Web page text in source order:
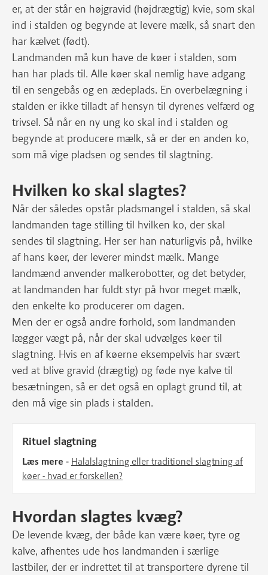
er, at der står en højgravid (højdrægtig) kvie, som skal
ind i stalden og begynde at levere mælk, så snart den
har kælvet (født).
Landmanden må kun have de køer i stalden, som
han har plads til. Alle køer skal nemlig have adgang
til en sengebås og en ædeplads. En overbelægning i
stalden er ikke tilladt af hensyn til dyrenes velfærd og
trivsel. Så når en ny ung ko skal ind i stalden og
begynde at producere mælk, så er der en anden ko,
som må vige pladsen og sendes til slagtning.
Hvilken ko skal slagtes?
Når der således opstår pladsmangel i stalden, så skal
landmanden tage stilling til hvilken ko, der skal
sendes til slagtning. Her ser han naturligvis på, hvilke
af hans køer, der leverer mindst mælk. Mange
landmænd anvender malkerobotter, og det betyder,
at landmanden har fuldt styr på hvor meget mælk,
den enkelte ko producerer om dagen.
Men der er også andre forhold, som landmanden
lægger vægt på, når der skal udvælges køer til
slagtning. Hvis en af køerne eksempelvis har svært
ved at blive gravid (drægtig) og føde nye kalve til
besætningen, så er det også en oplagt grund til, at
den må vige sin plads i stalden.
Rituel slagtning
Læs mere - Halalslagtning eller traditionel slagtning af
køer - hvad er forskellen?
Hvordan slagtes kvæg?
De levende kvæg, der både kan være køer, tyre og
kalve, afhentes ude hos landmanden i særlige
lastbiler, der er indrettet til at transportere dyrene til